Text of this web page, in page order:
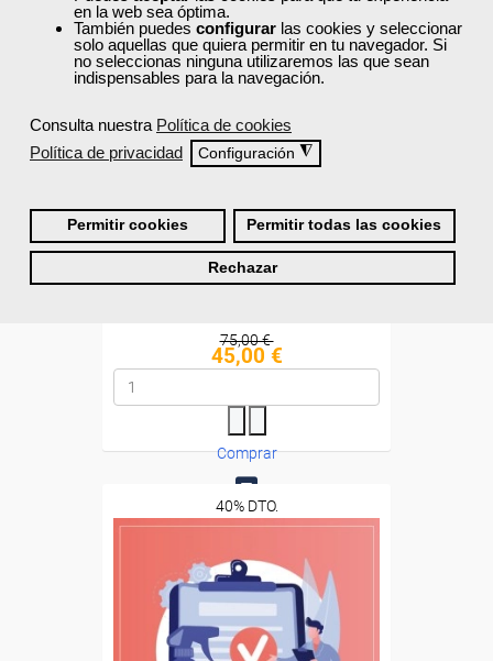
en la web sea óptima.
También puedes configurar las cookies y seleccionar
solo aquellas que quiera permitir en tu navegador. Si
no seleccionas ninguna utilizaremos las que sean
indispensables para la navegación.
Consulta nuestra Política de cookies
Política de privacidad
Configuración ◮
Permitir cookies Permitir todas las cookies
Rechazar
Diploma
Compra segura
Cursos Femxa
Equipos de protección
individual (EPI)
75,00 €
45,00 €
Comprar
0
40% DTO.
Descuentos especiales
Sin requisitos de acceso